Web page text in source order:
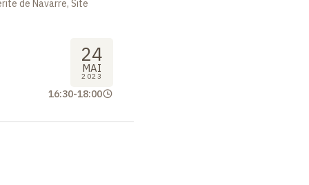
de Navarre, Site
24
MAI
2023
16:30-18:00